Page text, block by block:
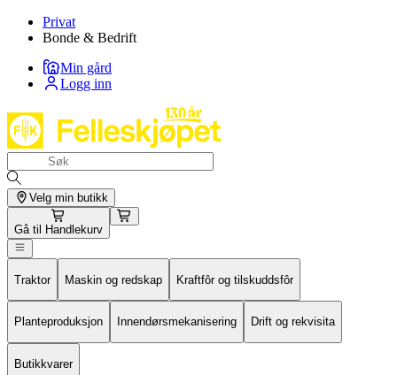
Privat
Bonde & Bedrift
Min gård
Logg inn
Velg min butikk
Gå til Handlekurv
Traktor Maskin og redskap Kraftfôr og tilskuddsfôr
Planteproduksjon Innendørsmekanisering Drift og rekvisita
Butikkvarer